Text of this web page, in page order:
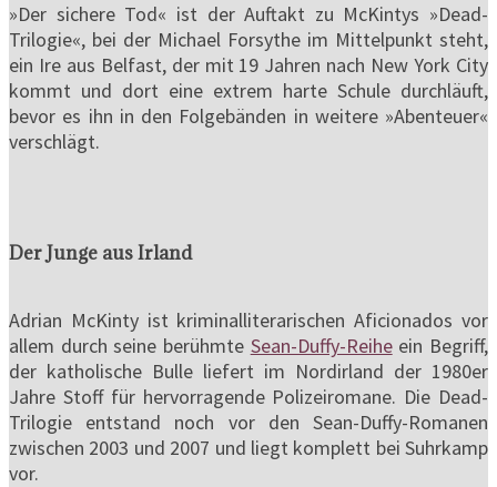
»Der sichere Tod« ist der Auftakt zu McKintys »Dead-
Trilogie«, bei der Michael Forsythe im Mittelpunkt steht,
ein Ire aus Belfast, der mit 19 Jahren nach New York City
kommt und dort eine extrem harte Schule durchläuft,
bevor es ihn in den Folgebänden in weitere »Abenteuer«
verschlägt.
Der Junge aus Irland
Adrian McKinty ist kriminalliterarischen Aficionados vor
allem durch seine berühmte Sean-Duffy-Reiheein Begriff,
der katholische Bulle liefert im Nordirland der 1980er
Jahre Stoff für hervorragende Polizeiromane. Die Dead-
Trilogie entstand noch vor den Sean-Duffy-Romanen
zwischen 2003 und 2007 und liegt komplett bei Suhrkamp
vor.